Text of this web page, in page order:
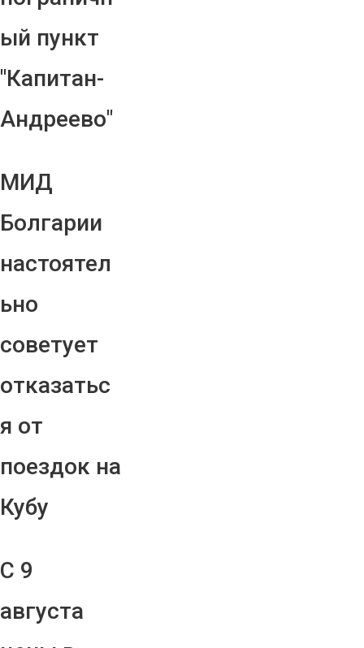
ый пункт
"Капитан-
Андреево"
МИД
Болгарии
настоятел
ьно
советует
отказатьс
я от
поездок на
Кубу
С 9
августа